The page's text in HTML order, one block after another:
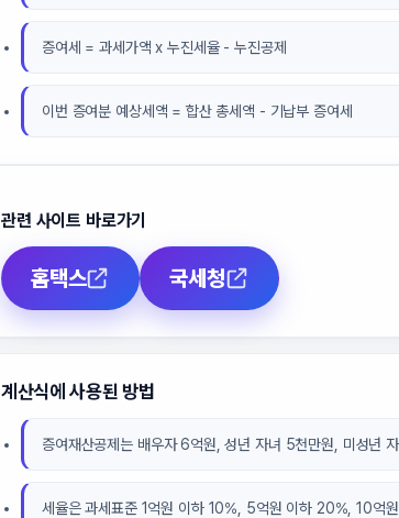
증여세 = 과세가액 x 누진세율 - 누진공제
이번 증여분 예상세액 = 합산 총세액 - 기납부 증여세
관련 사이트 바로가기
홈택스 국세청
계산식에 사용된 방법
증여재산공제는 배우자 6억원, 성년 자녀 5천만원, 미성년
세율은 과세표준 1억원 이하 10%, 5억원 이하 20%, 10